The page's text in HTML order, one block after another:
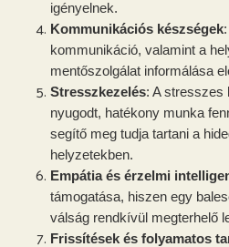
igényelnek.
Kommunikációs készségek
kommunikáció, valamint a
mentőszolgálat informálása
Stresszkezelés: A stresszes
nyugodt, hatékony munka
segítő meg tudja tartani a
helyzetekben.
Empátia és érzelmi
támogatása, hiszen egy
válság rendkívül megterhelő
Frissítések és folyamatos